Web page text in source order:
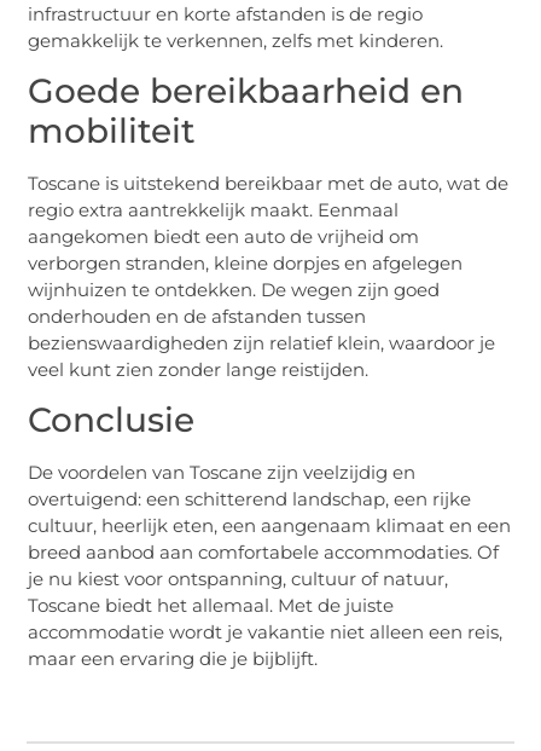
infrastructuur en korte afstanden is de regio
gemakkelijk te verkennen, zelfs met kinderen.
Goede bereikbaarheid en
mobiliteit
Toscane is uitstekend bereikbaar met de auto, wat de
regio extra aantrekkelijk maakt. Eenmaal
aangekomen biedt een auto de vrijheid om
verborgen stranden, kleine dorpjes en afgelegen
wijnhuizen te ontdekken. De wegen zijn goed
onderhouden en de afstanden tussen
bezienswaardigheden zijn relatief klein, waardoor je
veel kunt zien zonder lange reistijden.
Conclusie
De voordelen van Toscane zijn veelzijdig en
overtuigend: een schitterend landschap, een rijke
cultuur, heerlijk eten, een aangenaam klimaat en een
breed aanbod aan comfortabele accommodaties. Of
je nu kiest voor ontspanning, cultuur of natuur,
Toscane biedt het allemaal. Met de juiste
accommodatie wordt je vakantie niet alleen een reis,
maar een ervaring die je bijblijft.